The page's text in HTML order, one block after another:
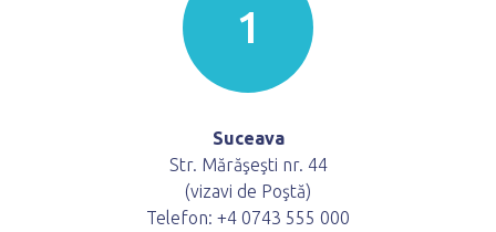
1
Suceava
Str. Mărăşeşti nr. 44
(vizavi de Poştă)
Telefon: +4 0743 555 000